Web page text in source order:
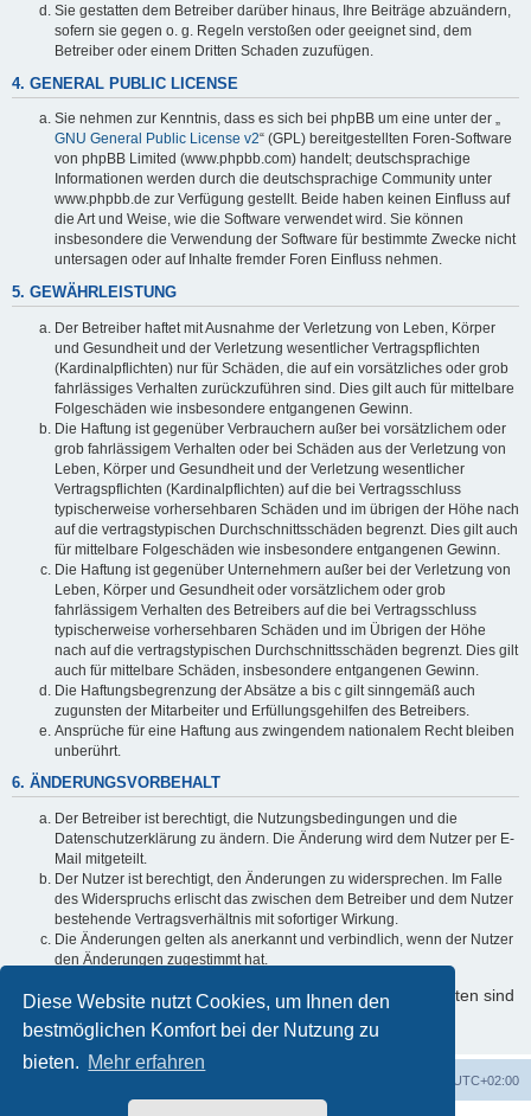
Diese Website nutzt Cookies, um Ihnen den
bestmöglichen Komfort bei der Nutzung zu
bieten. Mehr erfahren
Sie gestatten dem Betreiber darüber hinaus, Ihre Beiträge abzuändern,
sofern sie gegen o. g. Regeln verstoßen oder geeignet sind, dem
Betreiber oder einem Dritten Schaden zuzufügen.
4. GENERAL PUBLIC LICENSE
Sie nehmen zur Kenntnis, dass es sich bei phpBB um eine unter der „
GNU General Public License v2“ (GPL) bereitgestellten Foren-Software
von phpBB Limited (www.phpbb.com) handelt; deutschsprachige
Informationen werden durch die deutschsprachige Community unter
www.phpbb.de zur Verfügung gestellt. Beide haben keinen Einfluss auf
die Art und Weise, wie die Software verwendet wird. Sie können
insbesondere die Verwendung der Software für bestimmte Zwecke nicht
untersagen oder auf Inhalte fremder Foren Einfluss nehmen.
5. GEWÄHRLEISTUNG
Der Betreiber haftet mit Ausnahme der Verletzung von Leben, Körper
und Gesundheit und der Verletzung wesentlicher Vertragspflichten
(Kardinalpflichten) nur für Schäden, die auf ein vorsätzliches oder grob
fahrlässiges Verhalten zurückzuführen sind. Dies gilt auch für mittelbare
Folgeschäden wie insbesondere entgangenen Gewinn.
Die Haftung ist gegenüber Verbrauchern außer bei vorsätzlichem oder
grob fahrlässigem Verhalten oder bei Schäden aus der Verletzung von
Leben, Körper und Gesundheit und der Verletzung wesentlicher
Vertragspflichten (Kardinalpflichten) auf die bei Vertragsschluss
typischerweise vorhersehbaren Schäden und im übrigen der Höhe nach
auf die vertragstypischen Durchschnittsschäden begrenzt. Dies gilt auch
für mittelbare Folgeschäden wie insbesondere entgangenen Gewinn.
Die Haftung ist gegenüber Unternehmern außer bei der Verletzung von
Leben, Körper und Gesundheit oder vorsätzlichem oder grob
fahrlässigem Verhalten des Betreibers auf die bei Vertragsschluss
typischerweise vorhersehbaren Schäden und im Übrigen der Höhe
nach auf die vertragstypischen Durchschnittsschäden begrenzt. Dies gilt
auch für mittelbare Schäden, insbesondere entgangenen Gewinn.
Die Haftungsbegrenzung der Absätze a bis c gilt sinngemäß auch
zugunsten der Mitarbeiter und Erfüllungsgehilfen des Betreibers.
Ansprüche für eine Haftung aus zwingendem nationalem Recht bleiben
unberührt.
6. ÄNDERUNGSVORBEHALT
Der Betreiber ist berechtigt, die Nutzungsbedingungen und die
Datenschutzerklärung zu ändern. Die Änderung wird dem Nutzer per E-
Mail mitgeteilt.
Der Nutzer ist berechtigt, den Änderungen zu widersprechen. Im Falle
des Widerspruchs erlischt das zwischen dem Betreiber und dem Nutzer
bestehende Vertragsverhältnis mit sofortiger Wirkung.
Die Änderungen gelten als anerkannt und verbindlich, wenn der Nutzer
den Änderungen zugestimmt hat.
Informationen über den Umgang mit Ihren persönlichen Daten sind
in der Datenschutzerklärung enthalten.
UTC+02:00